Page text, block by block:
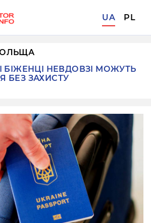
UA PL
БІЖЕНЦІ НЕВДОВЗІ МОЖУТЬ
БЕЗ ЗАХИСТУ